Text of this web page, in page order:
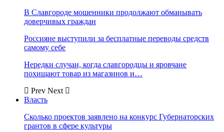
В Славгороде мошенники продолжают обманывать
доверчивых граждан
Россияне выступили за бесплатные переводы средств
самому себе
Нередки случаи, когда славгородцы и яровчане
похищают товар из магазинов и…
Prev Next
Власть
Сколько проектов заявлено на конкурс Губернаторских
грантов в сфере культуры